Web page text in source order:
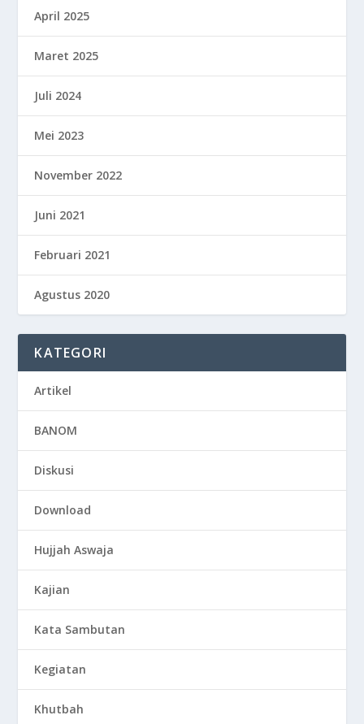
April 2025
Maret 2025
Juli 2024
Mei 2023
November 2022
Juni 2021
Februari 2021
Agustus 2020
KATEGORI
Artikel
BANOM
Diskusi
Download
Hujjah Aswaja
Kajian
Kata Sambutan
Kegiatan
Khutbah